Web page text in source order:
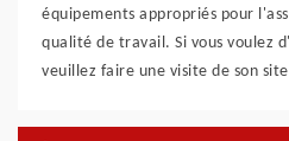
équipements appropriés pour
qualité de travail. Si vous voulez
veuillez faire une visite de son